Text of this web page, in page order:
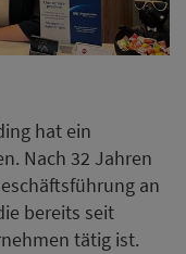
hat ein
Nach 32 Jahren
an
bereits seit
tätig ist.